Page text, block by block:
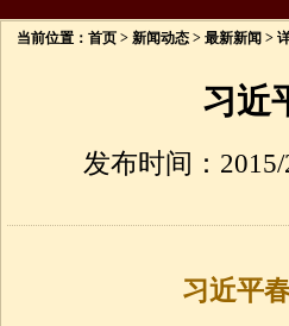
当前位置： 首页 > 新闻动态 > 最新新闻 >
习近
发布时间：
习近平